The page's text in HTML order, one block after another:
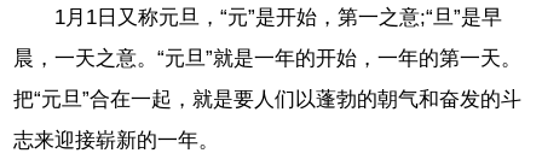
1月1日又称元旦，“元”是开始，第一之意;“旦”是早
晨，一天之意。“元旦”就是一年的开始，一年的第一天。
把“元旦”合在一起，就是要人们以蓬勃的朝气和奋发的斗
志来迎接崭新的一年。